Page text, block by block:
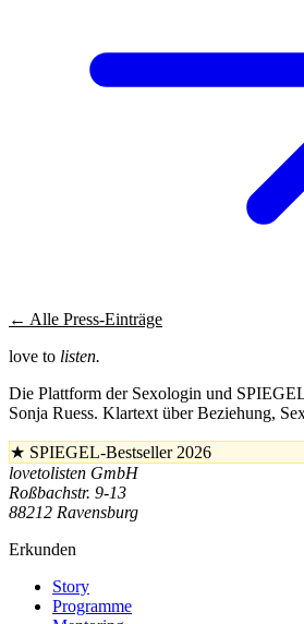
← Alle Press-Einträge
love to listen.
Die Plattform der Sexologin und
Sonja Ruess. Klartext über Beziehung,
★ SPIEGEL-Bestseller 2026
lovetolisten GmbH
Roßbachstr. 9-13
88212 Ravensburg
Erkunden
Story
Programme